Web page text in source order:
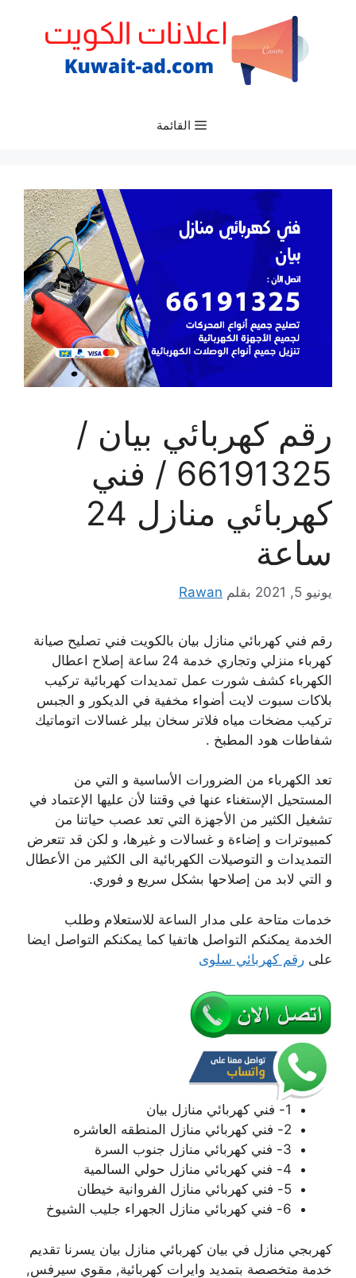
القائمة
رقم كهربائي بيان /
66191325‬ / فني
كهربائي منازل 24
ساعة
يونيو 5, 2021 بقلم Rawan
رقم فني كهربائي منازل بيان بالكويت فني تصليح صيانة
كهرباء منزلي وتجاري خدمة 24 ساعة إصلاح اعطال
الكهرباء كشف شورت عمل تمديدات كهربائية تركيب
بلاكات سبوت لايت أضواء مخفية في الديكور و الجبس
تركيب مضخات مياه فلاتر سخان بيلر غسالات اتوماتيك
شفاطات هود المطبخ .
تعد الكهرباء من الضرورات الأساسية و التي من
المستحيل الإستغناء عنها في وقتنا لأن عليها الإعتماد في
تشغيل الكثير من الأجهزة التي تعد عصب حياتنا من
كمبيوترات و إضاءة و غسالات و غيرها، و لكن قد تتعرض
التمديدات و التوصيلات الكهربائية الى الكثير من الأعطال
و التي لابد من إصلاحها بشكل سريع و فوري.
خدمات متاحة على مدار الساعة للاستعلام وطلب
الخدمة يمكنكم التواصل هاتفيا كما يمكنكم التواصل ايضا
على رقم كهربائي سلوى
1- فني كهربائي منازل بيان
2- فني كهربائي منازل المنطقه العاشره
3- فني كهربائي منازل جنوب السرة
4- فني كهربائي منازل حولي السالمية
5- فني كهربائي منازل الفروانية خيطان
6- فني كهربائي منازل الجهراء جليب الشيوخ
كهربجي منازل في بيان كهربائي منازل بيان يسرنا تقديم
خدمة متخصصة بتمديد وايرات كهربائية, مقوي سيرفس,